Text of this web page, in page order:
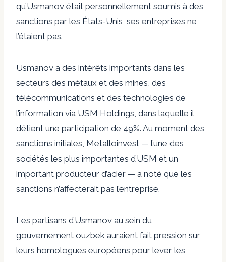
qu’Usmanov était personnellement soumis à des
sanctions par les États-Unis, ses entreprises ne
l’étaient pas.
Usmanov a des intérêts importants dans les
secteurs des métaux et des mines, des
télécommunications et des technologies de
l’information via USM Holdings, dans laquelle il
détient une participation de 49%. Au moment des
sanctions initiales, Metalloinvest — l’une des
sociétés les plus importantes d’USM et un
important producteur d’acier — a noté que les
sanctions n’affecterait pas l’entreprise.
Les partisans d’Usmanov au sein du
gouvernement ouzbek auraient fait pression sur
leurs homologues européens pour lever les